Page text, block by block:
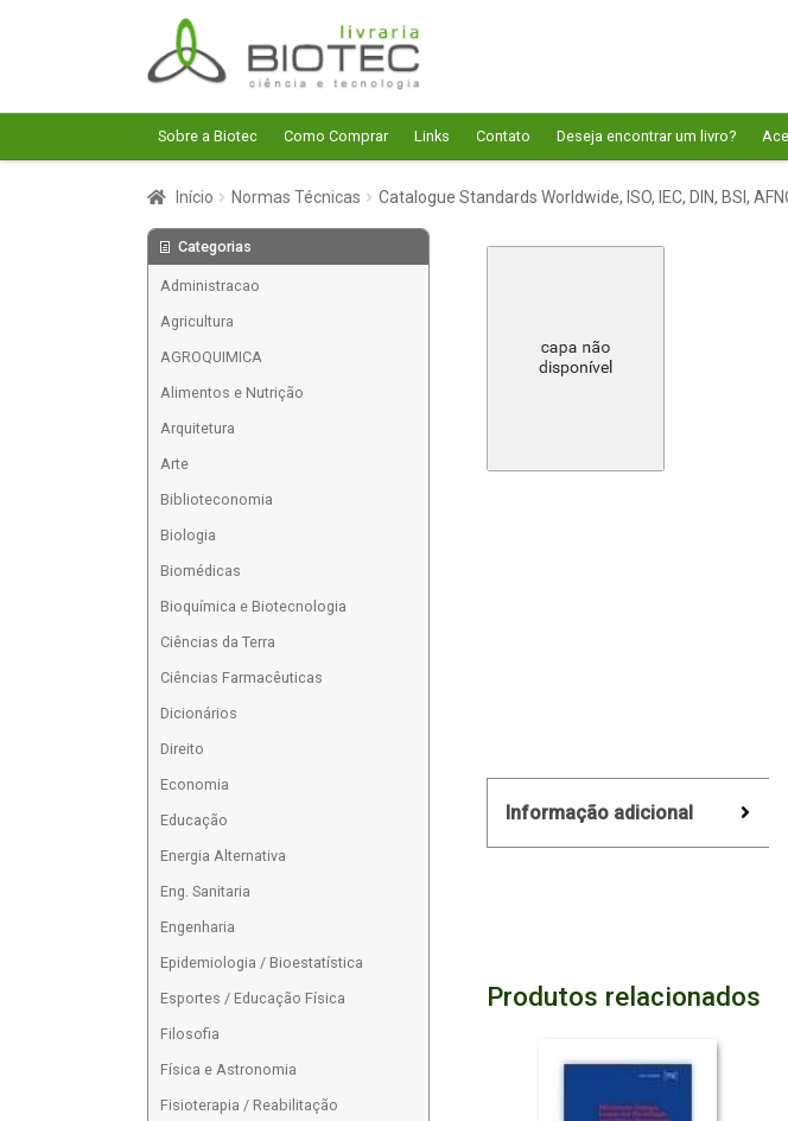
Pular
para
navegação
Pular
para
o
conteúdo
Sobre a Biotec Como Comprar Links Contato Deseja encontrar um livro?
Início Normas Técnicas Catalogue Standards Worldwide, ISO, IEC, DIN, BSI,
Informação adicional
Produtos relacionados
Categorias
Administracao
Agricultura
AGROQUIMICA
Alimentos e Nutrição
Arquitetura
Arte
Biblioteconomia
Biologia
Biomédicas
Bioquímica e Biotecnologia
Ciências da Terra
Ciências Farmacêuticas
Dicionários
Direito
Economia
Educação
Energia Alternativa
Eng. Sanitaria
Engenharia
Epidemiologia / Bioestatística
Esportes / Educação Física
Filosofia
Física e Astronomia
Fisioterapia / Reabilitação